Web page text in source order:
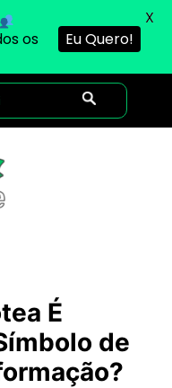
É
de
os
Eu Quero!
X